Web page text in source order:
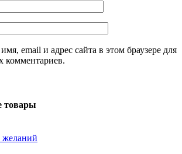
email и адрес сайта в этом браузере для
комментариев.
товары
желаний